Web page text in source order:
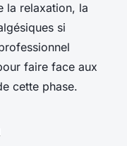
la relaxation, la
si
faire face aux
cette phase.